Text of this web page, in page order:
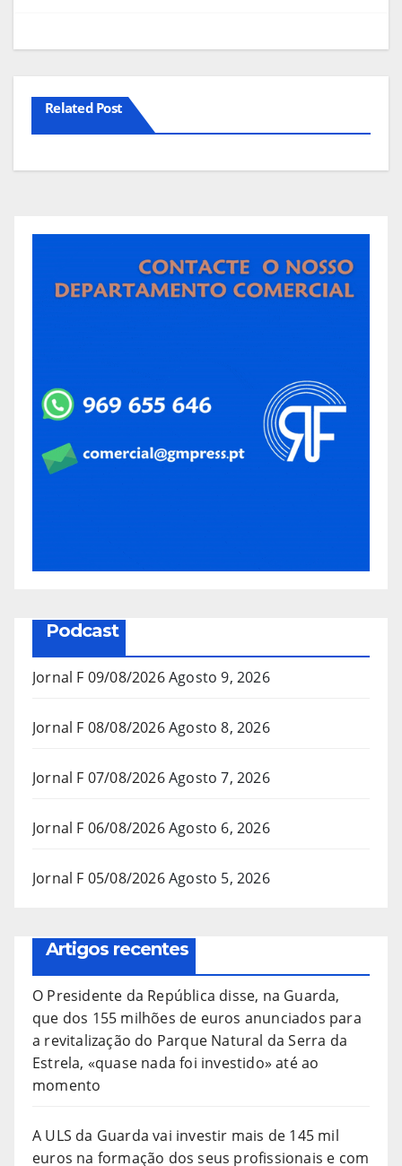
Related Post
Podcast
Jornal F 09/08/2026Agosto 9, 2026
Jornal F 08/08/2026Agosto 8, 2026
Jornal F 07/08/2026Agosto 7, 2026
Jornal F 06/08/2026Agosto 6, 2026
Jornal F 05/08/2026Agosto 5, 2026
Artigos recentes
O Presidente da República disse, na Guarda,
que dos 155 milhões de euros anunciados para
a revitalização do Parque Natural da Serra da
Estrela, «quase nada foi investido» até ao
momento
A ULS da Guarda vai investir mais de 145 mil
euros na formação dos seus profissionais e com